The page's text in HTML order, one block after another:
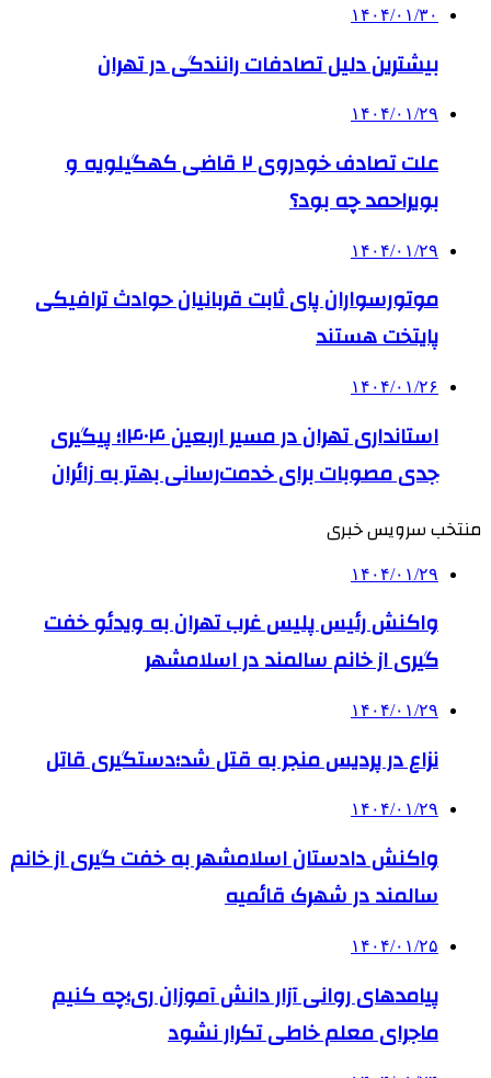
۱۴۰۴/۰۱/۳۰
بیشترین دلیل تصادفات رانندگی در تهران
۱۴۰۴/۰۱/۲۹
علت تصادف خودروی ۲ قاضی کهگیلویه و
بویراحمد چه بود؟
۱۴۰۴/۰۱/۲۹
موتورسواران پای ثابت قربانیان حوادث ترافیکی
پایتخت هستند
۱۴۰۴/۰۱/۲۶
استانداری تهران در مسیر اربعین ۱۴۰۴؛ پیگیری
جدی مصوبات برای خدمت‌رسانی بهتر به زائران
منتخب سرویس خبری
۱۴۰۴/۰۱/۲۹
واکنش رئیس پلیس غرب تهران به ویدئو خفت
گیری از خانم سالمند در اسلامشهر
۱۴۰۴/۰۱/۲۹
نزاع در پردیس منجر به قتل شد؛دستگیری قاتل
۱۴۰۴/۰۱/۲۹
واکنش دادستان اسلامشهر به خفت گیری از خانم
سالمند در شهرک قائمیه
۱۴۰۴/۰۱/۲۵
پیامدهای روانی آزار دانش آموزان ری؛چه کنیم
ماجرای معلم خاطی تکرار نشود